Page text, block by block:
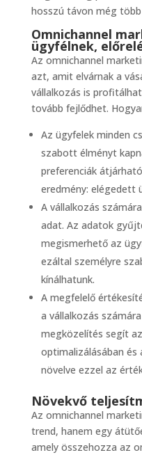
hosszú távon még
Omnichannel
ügyfélnek,
Az omnichannel
azt, amit elvárnak a
vállalkozás is
tovább fejlődhet.
Az ügyfelek minden
szabott élményt
preferenciák
eredmény: elégedett
A vállalkozás
adat. Az adatok
megismerhető az
ezáltal személyre
kínálhatunk.
A megfelelő
a vállalkozás
megközelítés segít
optimalizálásában és
növelve ezzel az
Növekvő
Az omnichannel
trend, hanem egy
amely összehozza az